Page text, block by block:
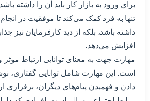
برای ورود به بازار کار باید آن را داشته
تنها به فرد کمک می‌کند تا موفقیت در
داشته باشد، بلکه از دید کارفرمایان نیز
افزایش می‌دهد.
مهارت جهت به معنای توانایی ارتباط موثر
است. این مهارت شامل توانایی گفتاری،
دادن و فهمیدن پیام‌های دیگران، برقراری